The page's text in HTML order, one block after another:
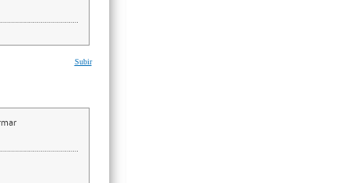
Subir